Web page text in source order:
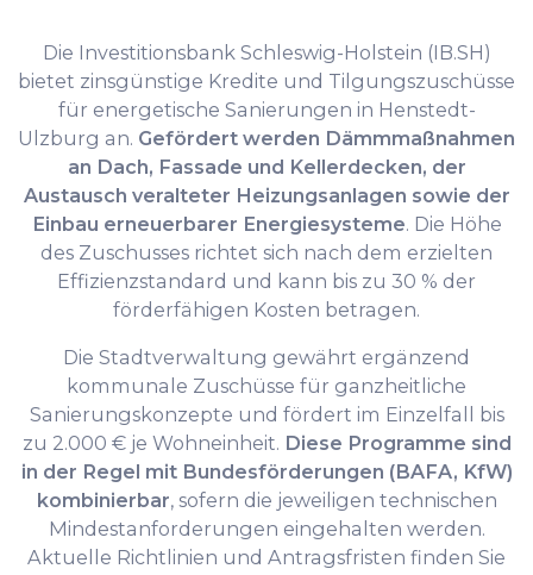
Die Investitionsbank Schleswig-Holstein (IB.SH)
bietet zinsgünstige Kredite und Tilgungszuschüsse
für energetische Sanierungen in Henstedt-
Ulzburg an. Gefördert werden Dämmmaßnahmen
an Dach, Fassade und Kellerdecken, der
Austausch veralteter Heizungsanlagen sowie der
Einbau erneuerbarer Energiesysteme. Die Höhe
des Zuschusses richtet sich nach dem erzielten
Effizienzstandard und kann bis zu 30 % der
förderfähigen Kosten betragen.
Die Stadtverwaltung gewährt ergänzend
kommunale Zuschüsse für ganzheitliche
Sanierungskonzepte und fördert im Einzelfall bis
zu 2.000 € je Wohneinheit. Diese Programme sind
in der Regel mit Bundesförderungen (BAFA, KfW)
kombinierbar, sofern die jeweiligen technischen
Mindestanforderungen eingehalten werden.
Aktuelle Richtlinien und Antragsfristen finden Sie